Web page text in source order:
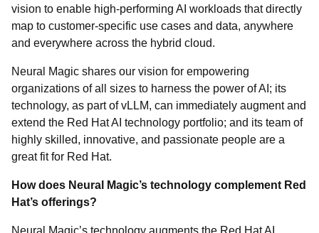
vision to enable high-performing AI workloads that directly
map to customer-specific use cases and data, anywhere
and everywhere across the hybrid cloud.
Neural Magic shares our vision for empowering
organizations of all sizes to harness the power of AI; its
technology, as part of vLLM, can immediately augment and
extend the Red Hat AI technology portfolio; and its team of
highly skilled, innovative, and passionate people are a
great fit for Red Hat.
How does Neural Magic’s technology complement Red
Hat’s offerings?
Neural Magic’s technology augments the Red Hat AI